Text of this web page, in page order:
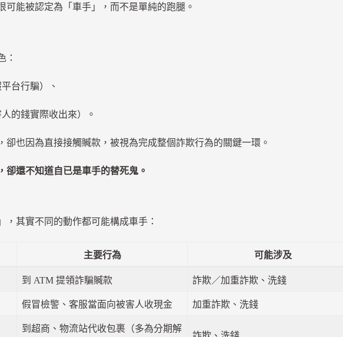
能被認定為「車手」，而不是單純的跑腿。
：
台行騙）、
的錢實際收出來）。
也因為直接接觸贓款，被視為完成整個詐欺行為的關鍵一環。
卻還不知道自已是車手的替死鬼。
其實不同的動作都可能構成車手：
主要行為 可能涉及
到 ATM 提領詐騙贓款 詐欺／加重詐欺、洗錢
假冒檢警、客服當面向被害人收現金 加重詐欺、洗錢
到超商、物流站代收包裹（多為分期解